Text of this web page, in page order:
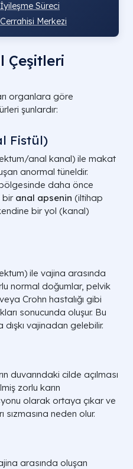
Süreci
Merkezi
Çeşitleri
organlara göre
şunlardır:
Fistül)
anal kanal) ile makat
anormal tüneldir.
daha önce
bir anal apsenin (iltihap
bir yol (kanal)
ile vajina arasında
normal doğumlar, pelvik
Crohn hastalığı gibi
sonucunda oluşur. Bu
vajinadan gelebilir.
duvarındaki cilde açılması
zorlu karın
olarak ortaya çıkar ve
sızmasına neden olur.
arasında oluşan